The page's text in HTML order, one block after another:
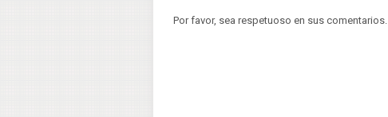
Por favor, sea respetuoso en sus comentarios.